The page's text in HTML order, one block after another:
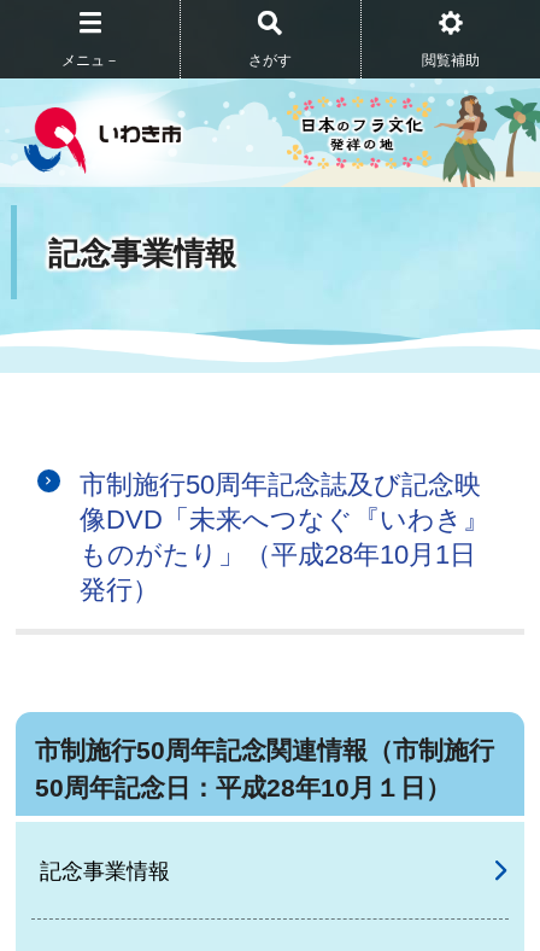
メニュ－ さがす 閲覧補助
記念事業情報
市制施行50周年記念誌及び記念映
像DVD「未来へつなぐ『いわき』
ものがたり」（平成28年10月1日
発行）
市制施行50周年記念関連情報（市制施行
50周年記念日：平成28年10月１日）
記念事業情報